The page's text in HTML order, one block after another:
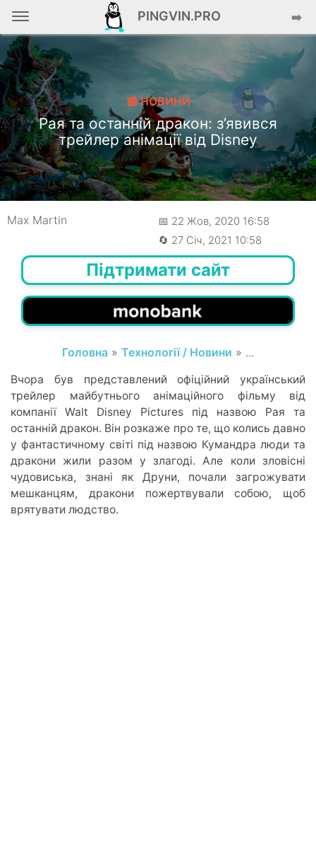
PINGVIN.PRO ➡️
📰 НОВИНИ
Рая та останній дракон: з’явився
трейлер анімації від Disney
Max Martin
📅 22 Жов, 2020 16:58
🔄 27 Січ, 2021 10:58
Підтримати сайт
Головна » Технології / Новини » ...
Вчора був представлений офіційний український
трейлер майбутнього анімаційного фільму від
компанії Walt Disney Pictures під назвою Рая та
останній дракон. Він розкаже про те, що колись давно
у фантастичному світі під назвою Кумандра люди та
дракони жили разом у злагоді. Але коли зловісні
чудовиська, знані як Друни, почали загрожувати
мешканцям, дракони пожертвували собою, щоб
врятувати людство.